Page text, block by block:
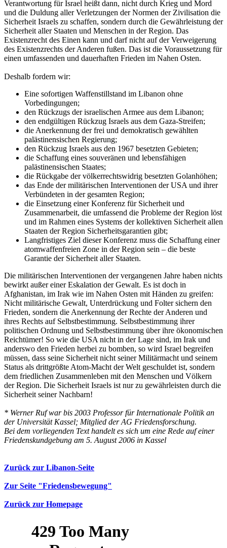
Verantwortung für Israel heißt dann, nicht durch Krieg und Mord
und die Duldung aller Verletzungen der Normen der Zivilisation die
Sicherheit Israels zu schaffen, sondern durch die Gewährleistung der
Sicherheit aller Staaten und Menschen in der Region. Das
Existenzrecht des Einen kann und darf nicht auf der Verweigerung
des Existenzrechts der Anderen fußen. Das ist die Voraussetzung für
einen umfassenden und dauerhaften Frieden im Nahen Osten.
Deshalb fordern wir:
Eine sofortigen Waffenstillstand im Libanon ohne
Vorbedingungen;
den Rückzugs der israelischen Armee aus dem Libanon;
den endgültigen Rückzug Israels aus dem Gaza-Streifen;
die Anerkennung der frei und demokratisch gewählten
palästinensischen Regierung;
den Rückzug Israels aus den 1967 besetzten Gebieten;
die Schaffung eines souveränen und lebensfähigen
palästinensischen Staates;
die Rückgabe der völkerrechtswidrig besetzten Golanhöhen;
das Ende der militärischen Interventionen der USA und ihrer
Verbündeten in der gesamten Region;
die Einsetzung einer Konferenz für Sicherheit und
Zusammenarbeit, die umfassend die Probleme der Region löst
und im Rahmen eines Systems der kollektiven Sicherheit allen
Staaten der Region Sicherheitsgarantien gibt;
Langfristiges Ziel dieser Konferenz muss die Schaffung einer
atomwaffenfreien Zone in der Region sein – die beste
Garantie der Sicherheit aller Staaten.
Die militärischen Interventionen der vergangenen Jahre haben nichts
bewirkt außer einer Eskalation der Gewalt. Es ist doch in
Afghanistan, im Irak wie im Nahen Osten mit Händen zu greifen:
Nicht militärische Gewalt, Unterdrückung und Folter sichern den
Frieden, sondern die Anerkennung der Rechte der Anderen und
ihres Rechts auf Selbstbestimmung. Selbstbestimmung ihrer
politischen Ordnung und Selbstbestimmung über ihre ökonomischen
Reichtümer! So wie die USA nicht in der Lage sind, im Irak und
anderswo den Frieden herbei zu bomben, so wird Israel begreifen
müssen, dass seine Sicherheit nicht seiner Militärmacht und seinem
Status als drittgrößte Atom-Macht der Welt geschuldet ist, sondern
dem friedlichen Zusammenleben mit den Menschen und Völkern
der Region. Die Sicherheit Israels ist nur zu gewährleisten durch die
Sicherheit seiner Nachbarn!
* Werner Ruf war bis 2003 Professor für Internationale Politik an
der Universität Kassel; Mitglied der AG Friedensforschung.
Bei dem vorliegenden Text handelt es sich um eine Rede auf einer
Friedenskundgebung am 5. August 2006 in Kassel
Zurück zur Libanon-Seite
Zur Seite "Friedensbewegung"
Zurück zur Homepage